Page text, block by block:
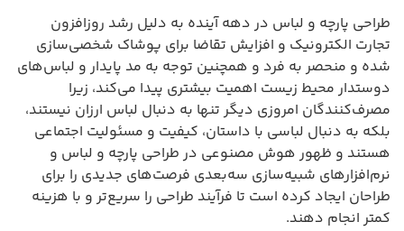
طراحی پارچه و لباس در دهه آینده به دلیل رشد روزافزون
تجارت الکترونیک و افزایش تقاضا برای پوشاک شخصی‌سازی
شده و منحصر به فرد و همچنین توجه به مد پایدار و لباس‌های
دوستدار محیط زیست اهمیت بیشتری پیدا می‌کند، زیرا
مصرف‌کنندگان امروزی دیگر تنها به دنبال لباس ارزان نیستند،
بلکه به دنبال لباسی با داستان، کیفیت و مسئولیت اجتماعی
هستند و ظهور هوش مصنوعی در طراحی پارچه و لباس و
نرم‌افزارهای شبیه‌سازی سه‌بعدی فرصت‌های جدیدی را برای
طراحان ایجاد کرده است تا فرآیند طراحی را سریع‌تر و با هزینه
کمتر انجام دهند.